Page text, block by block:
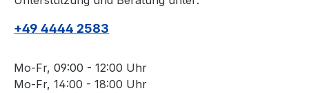
+49 4444 2583
Mo-Fr, 09:00 - 12:00 Uhr
Mo-Fr, 14:00 - 18:00 Uhr